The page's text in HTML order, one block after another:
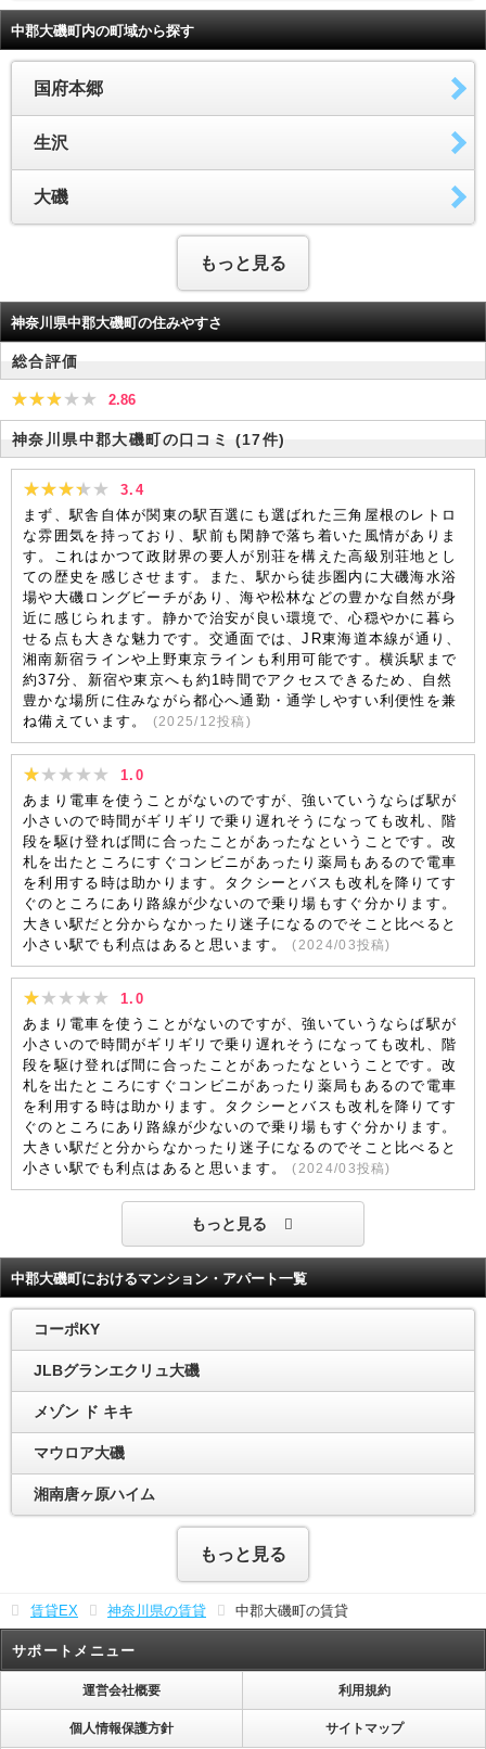
中郡大磯町内の町域から探す
国府本郷
生沢
大磯
もっと見る
神奈川県中郡大磯町の住みやすさ
総合評価
2.86
神奈川県中郡大磯町の口コミ (17件)
3.4
まず、駅舎自体が関東の駅百選にも選ばれた三角屋根のレトロ
な雰囲気を持っており、駅前も閑静で落ち着いた風情がありま
す。これはかつて政財界の要人が別荘を構えた高級別荘地とし
ての歴史を感じさせます。また、駅から徒歩圏内に大磯海水浴
場や大磯ロングビーチがあり、海や松林などの豊かな自然が身
近に感じられます。静かで治安が良い環境で、心穏やかに暮ら
せる点も大きな魅力です。交通面では、JR東海道本線が通り、
湘南新宿ラインや上野東京ラインも利用可能です。横浜駅まで
約37分、新宿や東京へも約1時間でアクセスできるため、自然
豊かな場所に住みながら都心へ通勤・通学しやすい利便性を兼
ね備えています。
(2025/12投稿)
1.0
あまり電車を使うことがないのですが、強いていうならば駅が
小さいので時間がギリギリで乗り遅れそうになっても改札、階
段を駆け登れば間に合ったことがあったなということです。改
札を出たところにすぐコンビニがあったり薬局もあるので電車
を利用する時は助かります。タクシーとバスも改札を降りてす
ぐのところにあり路線が少ないので乗り場もすぐ分かります。
大きい駅だと分からなかったり迷子になるのでそこと比べると
小さい駅でも利点はあると思います。
(2024/03投稿)
1.0
あまり電車を使うことがないのですが、強いていうならば駅が
小さいので時間がギリギリで乗り遅れそうになっても改札、階
段を駆け登れば間に合ったことがあったなということです。改
札を出たところにすぐコンビニがあったり薬局もあるので電車
を利用する時は助かります。タクシーとバスも改札を降りてす
ぐのところにあり路線が少ないので乗り場もすぐ分かります。
大きい駅だと分からなかったり迷子になるのでそこと比べると
小さい駅でも利点はあると思います。
(2024/03投稿)
もっと見る
中郡大磯町におけるマンション・アパート一覧
コーポKY
JLBグランエクリュ大磯
メゾン ド キキ
マウロア大磯
湘南唐ヶ原ハイム
もっと見る
賃貸EX 神奈川県の賃貸 中郡大磯町の賃貸
サポートメニュー
運営会社概要 利用規約
個人情報保護方針 サイトマップ